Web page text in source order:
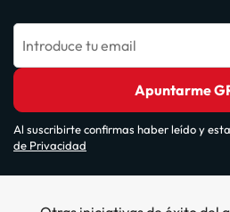
Introduce tu email
Apuntarme
Al suscribirte confirmas haber leído y
de Privacidad